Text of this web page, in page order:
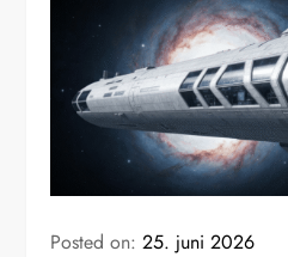
Posted on:25. juni 2026